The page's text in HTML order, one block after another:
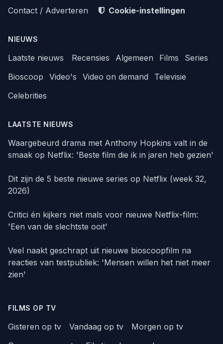
Contact / Adverteren Cookie-instellingen
NIEUWS
Laatste nieuws Recensies Algemeen Films
Series
Bioscoop
Video's Video on demand
Televisie
Celebrities
LAATSTE NIEUWS
Waargebeurd drama met Anthony Hopkins valt in de
smaak op Netflix: 'Beste film die ik in jaren heb gezien'
Dit zijn de 5 beste nieuwe series op Netflix (week 32,
2026)
Critici én kijkers niet mals voor nieuwe Netflix-film:
'Een van de slechtste ooit'
Veel naakt geschrapt uit nieuwe bioscoopfilm na
reacties van testpubliek: 'Mensen willen het niet meer
zien'
FILMS OP TV
Gisteren op tv Vandaag op tv
Morgen op tv